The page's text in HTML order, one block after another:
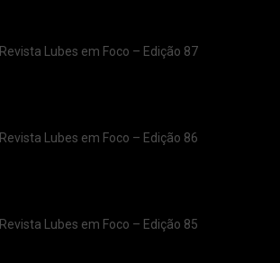
Revista Lubes em Foco – Edição 87
Revista Lubes em Foco – Edição 86
Revista Lubes em Foco – Edição 85